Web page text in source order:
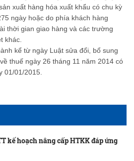
xuất hàng hóa xuất khẩu có chu kỳ
ngày hoặc do phía khách hàng
thời gian giao hàng và các trường
khác.
kể từ ngày Luật sửa đổi, bổ sung
thuế ngày 26 tháng 11 năm 2014 có
01/01/2015.
kế hoạch nâng cấp HTKK đáp ứng